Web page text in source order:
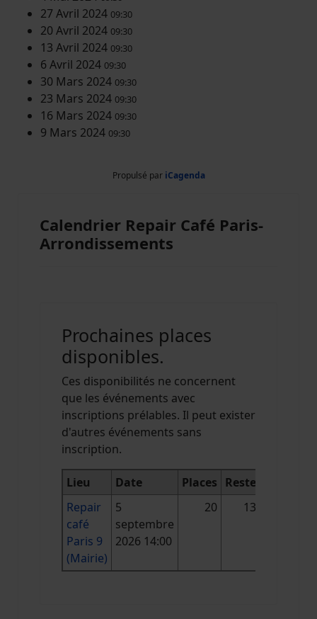
27 Avril 2024 09:30
20 Avril 2024 09:30
13 Avril 2024 09:30
6 Avril 2024 09:30
30 Mars 2024 09:30
23 Mars 2024 09:30
16 Mars 2024 09:30
9 Mars 2024 09:30
Propulsé par iCagenda
Calendrier Repair Café Paris-
Arrondissements
Prochaines places
disponibles.
Ces disponibilités ne concernent
que les événements avec
inscriptions prélables. Il peut exister
d'autres événements sans
inscription.
Lieu Date Places Reste
Repair
café
Paris 9
(Mairie)
5
septembre
2026 14:00
20 13